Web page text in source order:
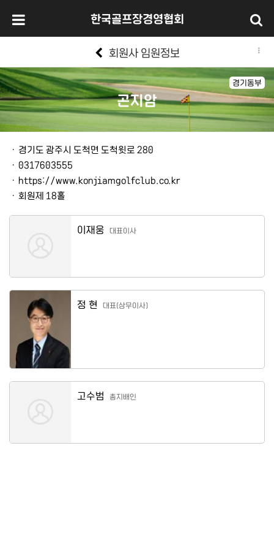
한국골프장경영협회
회원사 임원정보
경기동부
곤지암
본문
ㆍ 경기도 광주시 도척면 도척윗로 280
ㆍ 0317603555
ㆍ https://www.konjiamgolfclub.co.kr
ㆍ 회원제 18홀
이재웅 대표이사
정 현 대표(상무이사)
고수범 총지배인